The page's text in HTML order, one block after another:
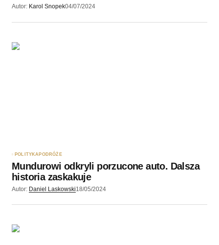
Autor: Karol Snopek04/07/2024
POLITYKA PODRÓŻE
Mundurowi odkryli porzucone auto. Dalsza
historia zaskakuje
Autor: Daniel Laskowski18/05/2024